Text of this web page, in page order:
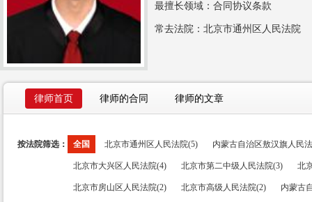
最擅长领域：合同协议条款
常去法院：北京市通州区人民法院
律师首页 律师的合同 律师的文章
按法院筛选： 全国 北京市通州区人民法院(5) 内蒙古自治区敖汉旗人民
北京市大兴区人民法院(4) 北京市第二中级人民法院(3) 北
北京市房山区人民法院(2) 北京市高级人民法院(2) 内蒙古